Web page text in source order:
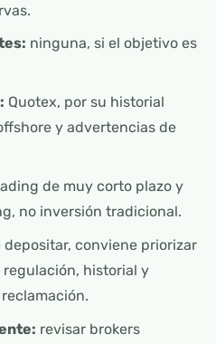
ninguna, si el objetivo es
Quotex, por su historial
y advertencias de
de muy corto plazo y
no inversión tradicional.
depositar, conviene priorizar
historial y
revisar brokers